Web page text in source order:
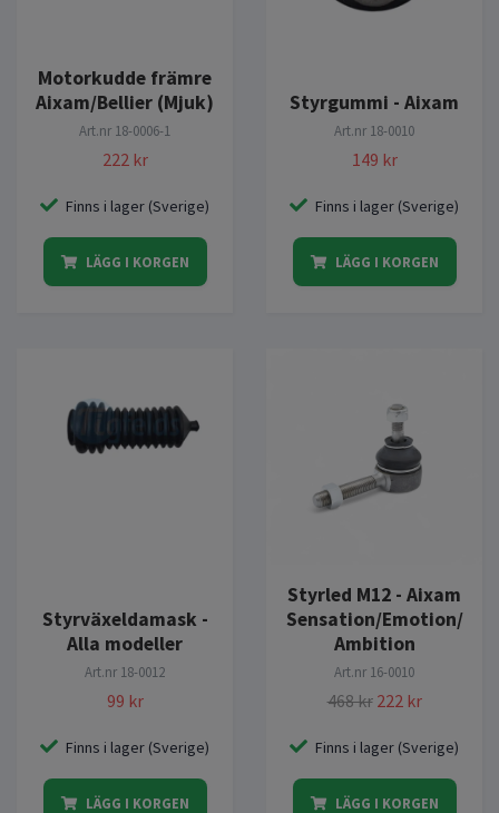
Motorkudde främre
Aixam/Bellier (Mjuk)
Art.nr 18-0006-1
222 kr
Finns i lager (Sverige)
LÄGG I KORGEN
Styrgummi - Aixam
Art.nr 18-0010
149 kr
Finns i lager (Sverige)
LÄGG I KORGEN
Styrväxeldamask -
Alla modeller
Art.nr 18-0012
99 kr
Finns i lager (Sverige)
LÄGG I KORGEN
Styrled M12 - Aixam
Sensation/Emotion/
Ambition
Art.nr 16-0010
468 kr 222 kr
Finns i lager (Sverige)
LÄGG I KORGEN